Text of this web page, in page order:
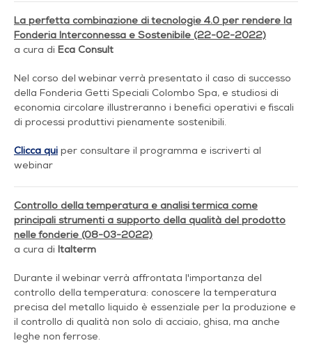
La perfetta combinazione di tecnologie 4.0 per rendere la
Fonderia Interconnessa e Sostenibile (22-02-2022)
a cura di Eca Consult
Nel corso del webinar verrà presentato il caso di successo
della Fonderia Getti Speciali Colombo Spa, e studiosi di
economia circolare illustreranno i benefici operativi e fiscali
di processi produttivi pienamente sostenibili.
Clicca qui per consultare il programma e iscriverti al
webinar
Controllo della temperatura e analisi termica come
principali strumenti a supporto della qualità del prodotto
nelle fonderie (08-03-2022)
a cura di Italterm
Durante il webinar verrà affrontata l'importanza del
controllo della temperatura: conoscere la temperatura
precisa del metallo liquido è essenziale per la produzione e
il controllo di qualità non solo di acciaio, ghisa, ma anche
leghe non ferrose.